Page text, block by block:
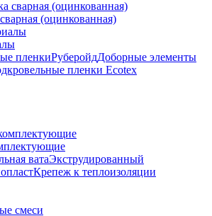
(оцинкованная)
пленкиРуберойдДоборные элементы
пленки Ecotex
ватаЭкструдированный
Крепеж к теплоизоляции